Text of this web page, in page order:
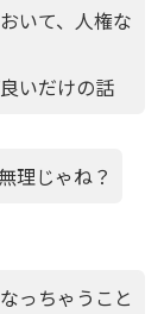
いて、人権な
いだけの話
理じゃね？
っちゃうこと